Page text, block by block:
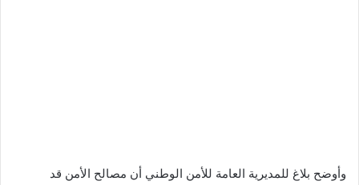
وأوضح بلاغ للمديرية العامة للأمن الوطني أن مصالح الأمن قد